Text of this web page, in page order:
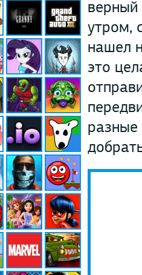
верный
утром,
нашел
это
разные